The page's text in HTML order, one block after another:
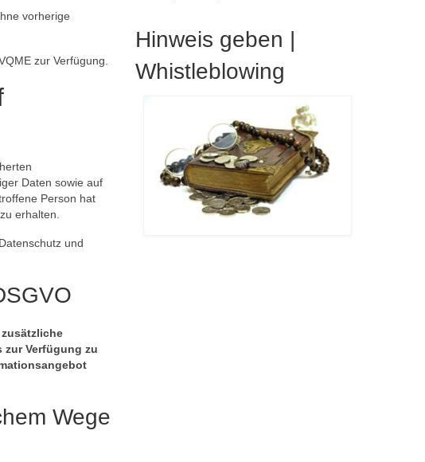
vorherige
zur Verfügung.
Daten sowie auf
Person hat
erhalten.
und
Verfügung zu
Wege
Hinweis geben |
Whistleblowing